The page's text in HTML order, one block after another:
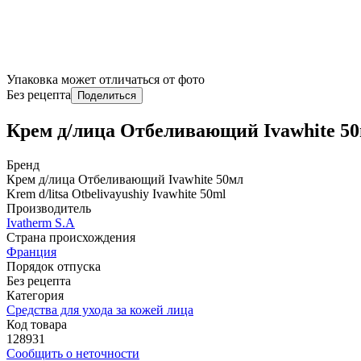
Упаковка может отличаться от фото
Без рецепта
Поделиться
Крем д/лица Отбеливающий Ivawhite
Бренд
Крем д/лица Отбеливающий Ivawhite 50мл
Krem d/litsa Otbelivayushiy Ivawhite 50ml
Производитель
Ivatherm S.A
Страна происхождения
Франция
Порядок отпуска
Без рецепта
Категория
Средства для ухода за кожей лица
Код товара
128931
Сообщить о неточности